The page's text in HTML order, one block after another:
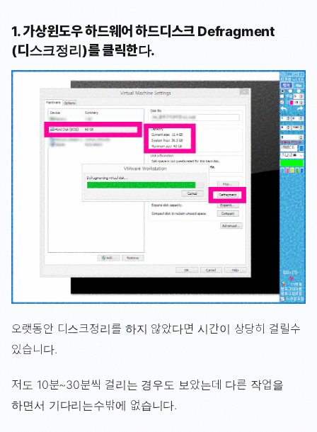
1. 가상윈도우 하드웨어 하드디스크 Defragment
(디스크정리)를 클릭한다.
오랫동안 디스크정리를 하지 않았다면 시간이 상당히 걸릴수
있습니다.
저도 10분~30분씩 걸리는 경우도 보았는데 다른 작업을
하면서 기다리는수밖에 없습니다.